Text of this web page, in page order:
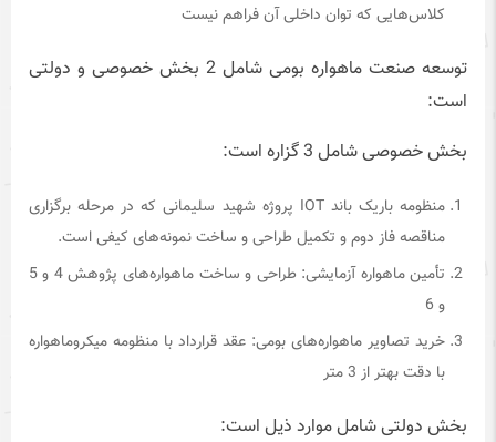
کلاس‌هایی که توان داخلی آن فراهم نیست
توسعه صنعت ماهواره بومی شامل 2 بخش خصوصی و دولتی
است:
بخش خصوصی شامل 3 گزاره است:
منظومه باریک باند IOT پروژه شهید سلیمانی که در مرحله برگزاری
مناقصه فاز دوم و تکمیل طراحی و ساخت نمونه‌های کیفی است.
تأمین ماهواره آزمایشی: طراحی و ساخت ماهواره‌های پژوهش 4 و 5
و 6
خرید تصاویر ماهواره‌های بومی: عقد قرارداد با منظومه میکروماهواره
با دقت بهتر از 3 متر
بخش دولتی شامل موارد ذیل است: